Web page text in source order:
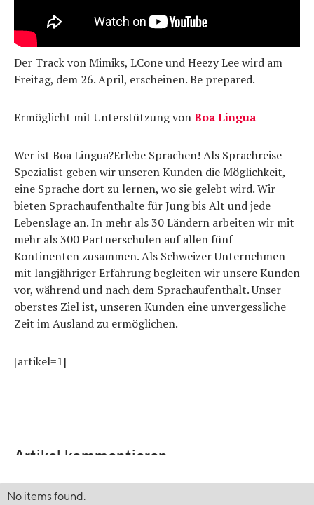
Der Track von Mimiks, LCone und Heezy Lee wird am
Freitag, dem 26. April, erscheinen. Be prepared.
Ermöglicht mit Unterstützung vonBoa Lingua
Wer ist Boa Lingua?Erlebe Sprachen! Als Sprachreise-
Spezialist geben wir unseren Kunden die Möglichkeit,
eine Sprache dort zu lernen, wo sie gelebt wird. Wir
bieten Sprachaufenthalte für Jung bis Alt und jede
Lebenslage an. In mehr als 30 Ländern arbeiten wir mit
mehr als 300 Partnerschulen auf allen fünf
Kontinenten zusammen. Als Schweizer Unternehmen
mit langjähriger Erfahrung begleiten wir unsere Kunden
vor, während und nach dem Sprachaufenthalt. Unser
oberstes Ziel ist, unseren Kunden eine unvergessliche
Zeit im Ausland zu ermöglichen.
[artikel=1]
Artikel kommentieren
No items found.